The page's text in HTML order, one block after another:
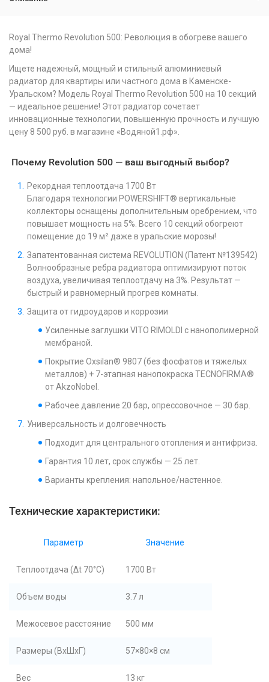
Royal Thermo Revolution 500: Революция в обогреве вашего
дома!
Ищете надежный, мощный и стильный алюминиевый
радиатор для квартиры или частного дома в Каменске-
Уральском? Модель Royal Thermo Revolution 500 на 10 секций
— идеальное решение! Этот радиатор сочетает
инновационные технологии, повышенную прочность и лучшую
цену 8 500 руб. в магазине «Водяной1.рф».
Почему Revolution 500 — ваш выгодный выбор?
Рекордная теплоотдача 1700 Вт
Благодаря технологии POWERSHIFT® вертикальные
коллекторы оснащены дополнительным оребрением, что
повышает мощность на 5%. Всего 10 секций обогреют
помещение до 19 м² даже в уральские морозы!
Запатентованная система REVOLUTION (Патент №139542)
Волнообразные ребра радиатора оптимизируют поток
воздуха, увеличивая теплоотдачу на 3%. Результат —
быстрый и равномерный прогрев комнаты.
Защита от гидроударов и коррозии
Усиленные заглушки VITO RIMOLDI с нанополимерной
мембраной.
Покрытие Oxsilan® 9807 (без фосфатов и тяжелых
металлов) + 7-этапная нанопокраска TECNOFIRMA®
от AkzoNobel.
Рабочее давление 20 бар, опрессовочное — 30 бар.
Универсальность и долговечность
Подходит для центрального отопления и антифриза.
Гарантия 10 лет, срок службы — 25 лет.
Варианты крепления: напольное/настенное.
Технические характеристики:
Параметр Значение
Теплоотдача (Δt 70°C) 1700 Вт
Объем воды 3.7 л
Межосевое расстояние 500 мм
Размеры (ВхШхГ) 57×80×8 см
Вес 13 кг